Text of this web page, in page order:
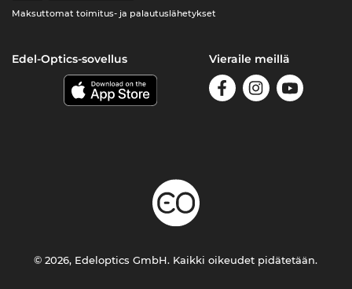
Maksuttomat toimitus- ja palautuslähetykset
Edel-Optics-sovellus Vieraile meillä
© 2026, Edeloptics GmbH. Kaikki oikeudet pidätetään.